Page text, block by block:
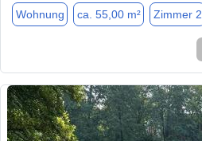
Wohnung ca. 55,00 m² Zimmer 2